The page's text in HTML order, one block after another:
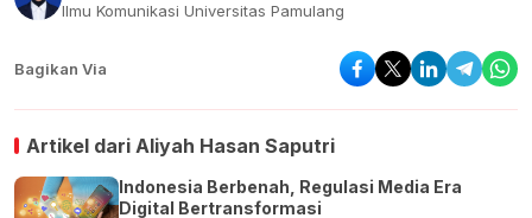
Ilmu Komunikasi Universitas Pamulang
Bagikan Via
Artikel dari Aliyah Hasan Saputri
Indonesia Berbenah, Regulasi Media Era
Digital Bertransformasi